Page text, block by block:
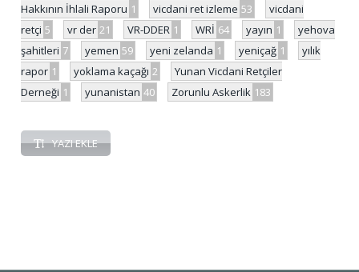
Hakkının İhlali Raporu 1 vicdani ret izleme 53
vicdani
retçi 5 vr der 21 VR-DDER 1 WRİ 64 yayın 1
yehova
şahitleri 7 yemen 59 yeni zelanda 1 yeniçağ 1
yılık
rapor 1 yoklama kaçağı 2
Yunan Vicdani Retçiler
Derneği 1 yunanistan 40 Zorunlu Askerlik 183
YAZI EKLE